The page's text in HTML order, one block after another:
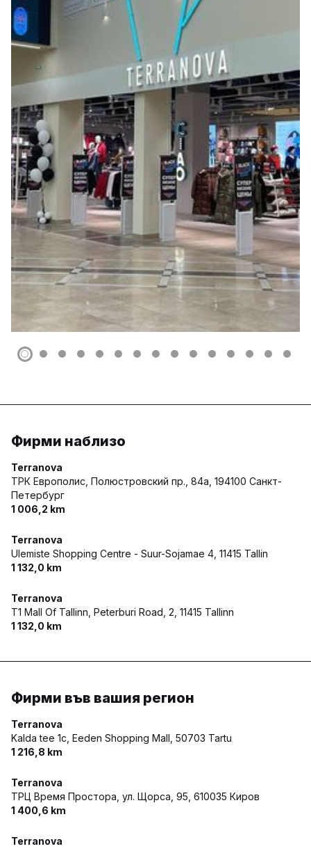
Фирми наблизо
Terranova
ТРК Европолис, Полюстровский пр., 84а, 194100 Санкт-
Петербург
1 006,2 km
Terranova
Ulemiste Shopping Centre - Suur-Sojamae 4, 11415 Tallin
1 132,0 km
Terranova
T1 Mall Of Tallinn, Peterburi Road, 2, 11415 Tallinn
1 132,0 km
Фирми във вашия регион
Terranova
Kalda tee 1c, Eeden Shopping Mall, 50703 Tartu
1 216,8 km
Terranova
ТРЦ Время Простора, ул. Щорса, 95, 610035 Киров
1 400,6 km
Terranova